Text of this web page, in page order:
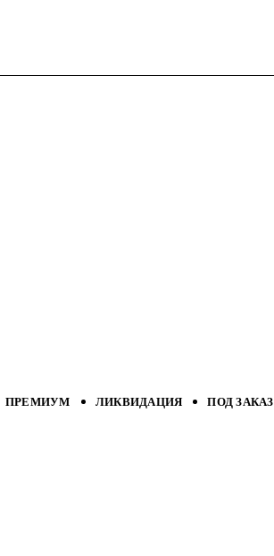
ПРЕМИУМ ЛИКВИДАЦИЯ ПОД ЗАКАЗ